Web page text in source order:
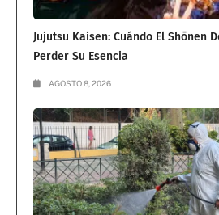
Jujutsu Kaisen: Cuándo El Shōnen
Perder Su Esencia
AGOSTO 8, 2026